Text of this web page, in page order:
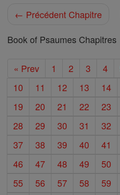
← Précédent Chapitre
Book of Psaumes Chapitres
« Prev 1 2 3 4
10
11 12 13 14
19
20 21 22 23
28
29 30 31 32
37
38 39 40 41
46
47 48 49 50
55
56 57 58 59